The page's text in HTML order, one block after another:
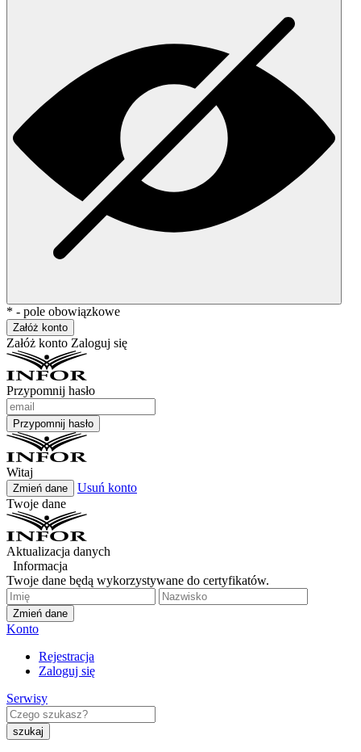
* - pole obowiązkowe
Załóż konto
Załóż konto Zaloguj się
Przypomnij hasło
Przypomnij hasło
Witaj
Zmień dane
Usuń konto
Twoje dane
Aktualizacja danych
Informacja
Twoje dane będą wykorzystywane do certyfikatów.
Zmień dane
Konto
Rejestracja
Zaloguj się
Serwisy